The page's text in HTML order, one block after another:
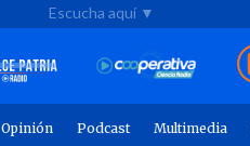
Escucha aquí ▼
Opinión Podcast Multimedia